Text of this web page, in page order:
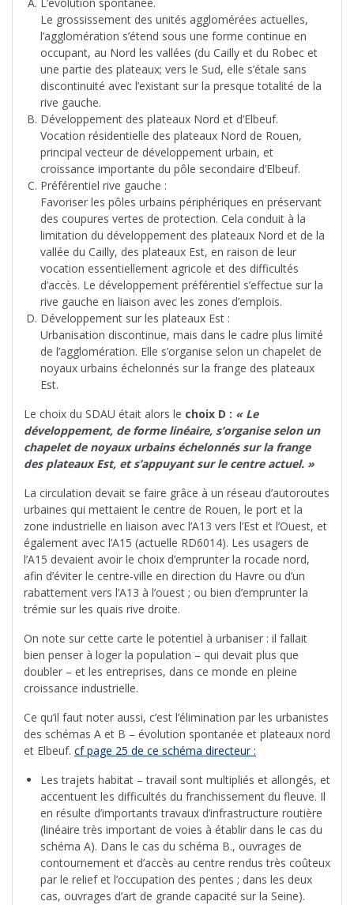
Le grossissement des unités agglomérées actuelles,
l’agglomération s’étend sous une forme continue en
occupant, au Nord les vallées (du Cailly et du Robec et
une partie des plateaux; vers le Sud, elle s’étale sans
discontinuité avec l’existant sur la presque totalité de la
rive gauche.
Développement des plateaux Nord et d’Elbeuf.
Vocation résidentielle des plateaux Nord de Rouen,
principal vecteur de développement urbain, et
croissance importante du pôle secondaire d’Elbeuf.
Préférentiel rive gauche :
Favoriser les pôles urbains périphériques en préservant
des coupures vertes de protection. Cela conduit à la
limitation du développement des plateaux Nord et de la
vallée du Cailly, des plateaux Est, en raison de leur
vocation essentiellement agricole et des difficultés
d’accès. Le développement préférentiel s’effectue sur la
rive gauche en liaison avec les zones d’emplois.
Développement sur les plateaux Est :
Urbanisation discontinue, mais dans le cadre plus limité
de l’agglomération. Elle s’organise selon un chapelet de
noyaux urbains échelonnés sur la frange des plateaux
Est.
Le choix du SDAU était alors le choix D : « Le
développement, de forme linéaire, s’organise selon un
chapelet de noyaux urbains échelonnés sur la frange
des plateaux Est, et s’appuyant sur le centre actuel. »
La circulation devait se faire grâce à un réseau d’autoroutes
urbaines qui mettaient le centre de Rouen, le port et la
zone industrielle en liaison avec l’A13 vers l’Est et l’Ouest, et
également avec l’A15 (actuelle RD6014). Les usagers de
l’A15 devaient avoir le choix d’emprunter la rocade nord,
afin d’éviter le centre-ville en direction du Havre ou d’un
rabattement vers l’A13 à l’ouest ; ou bien d’emprunter la
trémie sur les quais rive droite.
On note sur cette carte le potentiel à urbaniser : il fallait
bien penser à loger la population – qui devait plus que
doubler – et les entreprises, dans ce monde en pleine
croissance industrielle.
Ce qu’il faut noter aussi, c’est l’élimination par les urbanistes
des schémas A et B – évolution spontanée et plateaux nord
et Elbeuf. cf page 25 de ce schéma directeur :
Les trajets habitat – travail sont multipliés et allongés, et
accentuent les difficultés du franchissement du fleuve. Il
en résulte d’importants travaux d’infrastructure routière
(linéaire très important de voies à établir dans le cas du
schéma A). Dans le cas du schéma B., ouvrages de
contournement et d’accès au centre rendus très coûteux
par le relief et l’occupation des pentes ; dans les deux
cas, ouvrages d’art de grande capacité sur la Seine).